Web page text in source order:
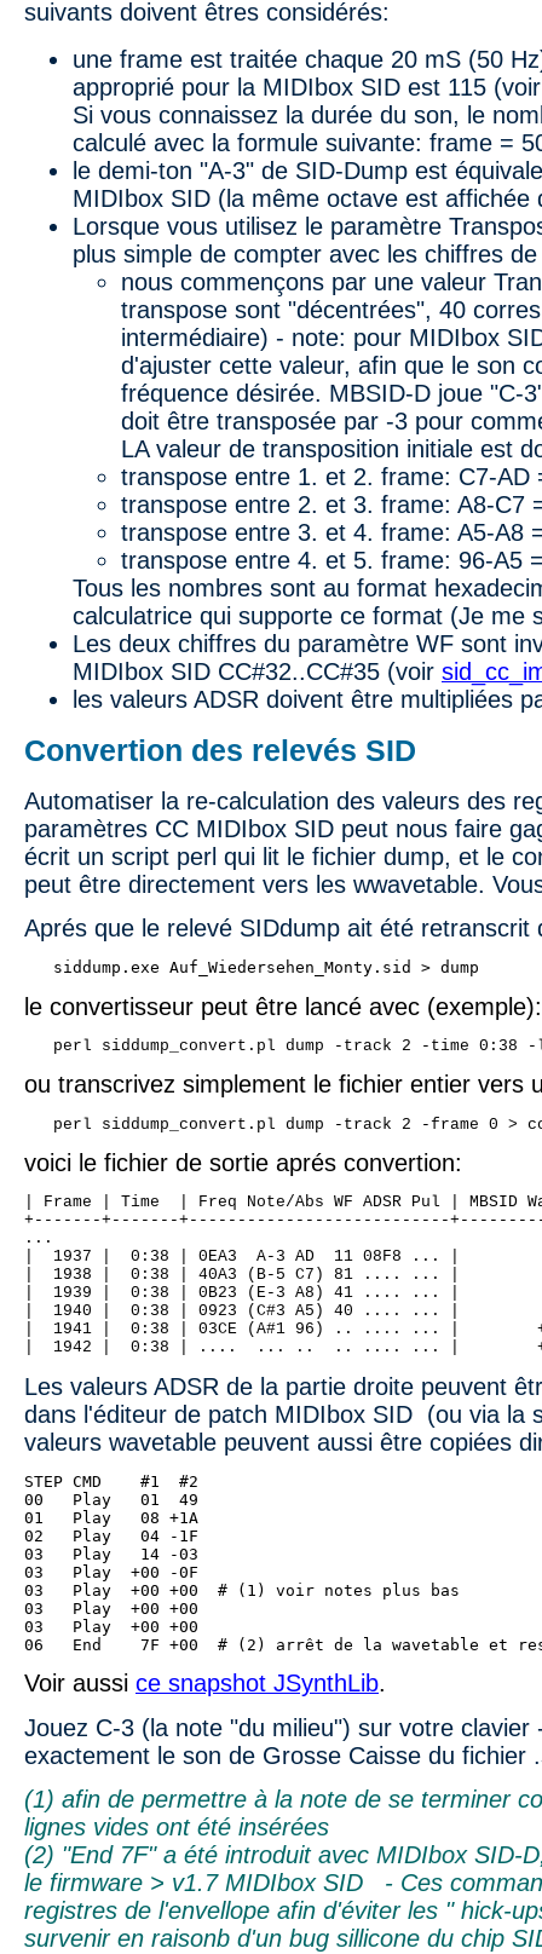
suivants doivent êtres considérés:
une frame est traitée chaque 20 mS (50
approprié pour la MIDIbox SID est 115
Si vous connaissez la durée du son, le
calculé avec la formule suivante: frame =
le demi-ton "A-3" de SID-Dump est
MIDIbox SID (la même octave est affichée
Lorsque vous utilisez le paramètre
plus simple de compter avec les chiffres
nous commençons par une valeur
transpose sont "décentrées", 40
intermédiaire) - note: pour MIDIbox
d'ajuster cette valeur, afin que le son
fréquence désirée. MBSID-D joue "C-
doit être transposée par -3 pour
LA valeur de transposition initiale est
transpose entre 1. et 2. frame: C7-AD
transpose entre 2. et 3. frame: A8-C7
transpose entre 3. et 4. frame: A5-A8
transpose entre 4. et 5. frame: 96-A5
Tous les nombres sont au format
calculatrice qui supporte ce format (Je me
Les deux chiffres du paramètre WF sont
MIDIbox SID CC#32..CC#35 (voir
les valeurs ADSR doivent être multipliées
Convertion des relevés SID
Automatiser la re-calculation des valeurs des
paramètres CC MIDIbox SID peut nous faire
écrit un script perl qui lit le fichier dump, et le
peut être directement vers les wwavetable.
Aprés que le relevé SIDdump ait été retranscrit
   siddump.exe Auf_Wiedersehen_Monty.sid > dump
le convertisseur peut être lancé avec (exemple):
perl siddump_convert.pl dump -track 2 -time 0:38 -
ou transcrivez simplement le fichier entier vers
perl siddump_convert.pl dump -track 2 -frame 0 >
voici le fichier de sortie aprés convertion:
| Frame | Time  | Freq Note/Abs WF ADSR Pul | MBSID
+-------+-------+---------------------------
...
|  1937 |  0:38 | 0EA3  A-3 AD  11 08F8 ... |
|  1938 |  0:38 | 40A3 (B-5 C7) 81 .... ... |
|  1939 |  0:38 | 0B23 (E-3 A8) 41 .... ... |
|  1940 |  0:38 | 0923 (C#3 A5) 40 .... ... |
|  1941 |  0:38 | 03CE (A#1 96) .. .... ... |
|  1942 |  0:38 | ....  ... ..  .. .... ... |
Les valeurs ADSR de la partie droite peuvent
dans l'éditeur de patch MIDIbox SID (ou via la
valeurs wavetable peuvent aussi être copiées
STEP CMD    #1  #2
00   Play   01  49
01   Play   08 +1A
02   Play   04 -1F
03   Play   14 -03
03   Play  +00 -0F
03   Play  +00 +00  # (1) voir notes plus bas
03   Play  +00 +00
03   Play  +00 +00
06   End    7F +00  # (2) arrêt de la wavetable et
Voir aussi ce snapshot JSynthLib.
Jouez C-3 (la note "du milieu") sur votre clavier
exactement le son de Grosse Caisse du fichier
(1) afin de permettre à la note de se terminer
lignes vides ont été insérées
(2) "End 7F" a été introduit avec MIDIbox SID-
le firmware > v1.7MIDIbox SID - Ces
registres de l'envellope afin d'éviter les " hick-
survenir en raisonb d'un bug sillicone du chip